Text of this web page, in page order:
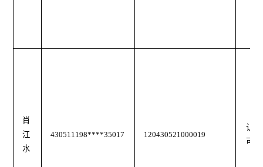
肖
江
水
430511198****35017 120430521000019
认
可